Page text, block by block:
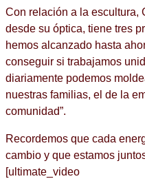
Con relación a la escultura,
desde su óptica, tiene tres
hemos alcanzado hasta
conseguir si trabajamos
diariamente podemos
nuestras familias, el de la
comunidad”.
Recordemos que cada
cambio y que estamos
[ultimate_video